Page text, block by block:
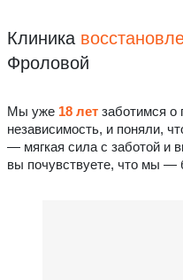
Клиника
Фроловой
Мы уже 18 лет заботимся о
независимость, и поняли,
— мягкая сила с заботой и
вы почувствуете, что мы —